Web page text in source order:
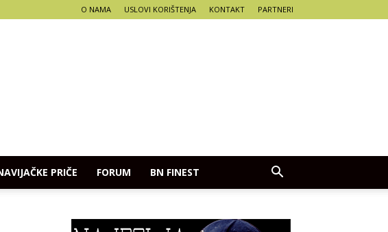
O NAMA USLOVI KORIŠTENJA KONTAKT PARTNERI
PRIČE FORUM BN FINEST